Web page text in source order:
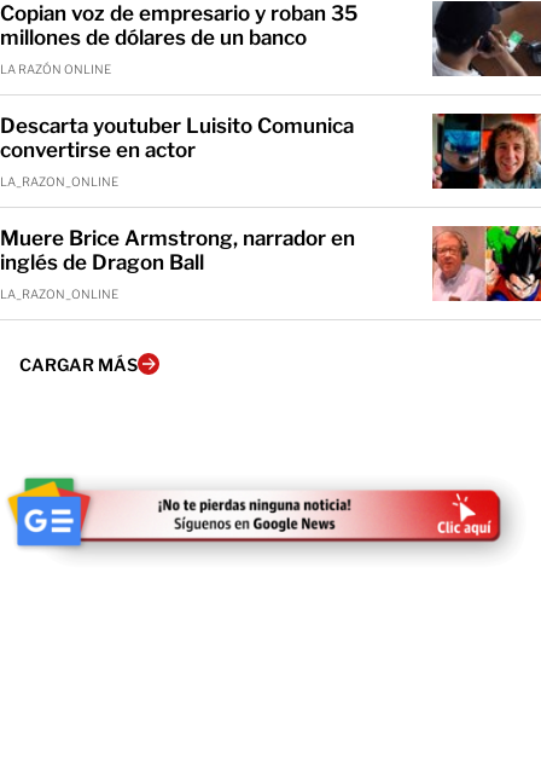
Copian voz de empresario y roban 35
millones de dólares de un banco
LA RAZÓN ONLINE
Descarta youtuber Luisito Comunica
convertirse en actor
LA_RAZON_ONLINE
Muere Brice Armstrong, narrador en
inglés de Dragon Ball
LA_RAZON_ONLINE
CARGAR MÁS